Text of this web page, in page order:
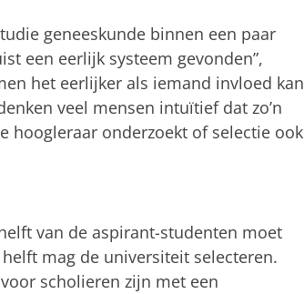
geneeskunde binnen een paar
een eerlijk systeem gevonden”,
het eerlijker als iemand invloed kan
veel mensen intuïtief dat zo’n
hoogleraar onderzoekt of selectie ook
van de aspirant-studenten moet
mag de universiteit selecteren.
scholieren zijn met een